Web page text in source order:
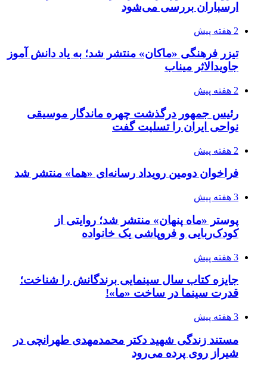
ارسباران بررسی می‌شود
2 هفته پیش
تیزر فرهنگی «ماکان» منتشر شد؛ به یاد دانش آموز
جاویدالاثر میناب
2 هفته پیش
رئیس جمهور درگذشت چهره ماندگار موسیقی
نواحی ایران را تسلیت گفت
2 هفته پیش
فراخوان دومین رویداد رسانه‌ای «هما» منتشر شد
3 هفته پیش
پوستر «ماه پنهان» منتشر شد؛ روایتی از
کودک‌ربایی و فروپاشی یک خانواده
3 هفته پیش
جایزه کتاب سال سینمایی برندگانش را شناخت؛
قدرت سینما در ساخت «ما»!
3 هفته پیش
مستند زندگی شهید دکتر محمدمهدی طهرانچی در
شیراز روی پرده می‌رود